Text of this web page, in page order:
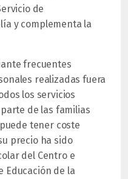
de
y complementa la
frecuentes
realizadas fuera
los servicios
de las familias
tener coste
precio ha sido
del Centro e
Educación de la